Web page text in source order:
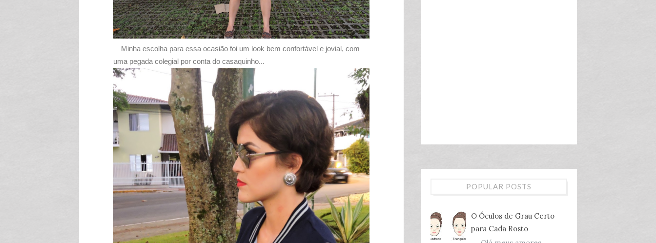
Minha escolha para essa ocasião foi um look bem confortável e jovial, com
uma pegada colegial por conta do casaquinho...
POPULAR POSTS
O Óculos de Grau Certo
para Cada Rosto